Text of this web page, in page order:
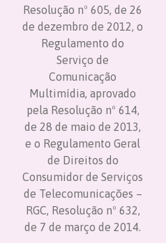
Resolução nº 605, de 26
de dezembro de 2012, o
Regulamento do
Serviço de
Comunicação
Multimídia, aprovado
pela Resolução nº 614,
de 28 de maio de 2013,
e o Regulamento Geral
de Direitos do
Consumidor de Serviços
de Telecomunicações –
RGC, Resolução nº 632,
de 7 de março de 2014.